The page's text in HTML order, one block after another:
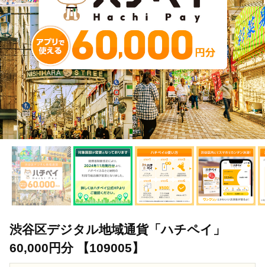
渋谷区デジタル地域通貨「ハチペイ」
60,000円分 【109005】